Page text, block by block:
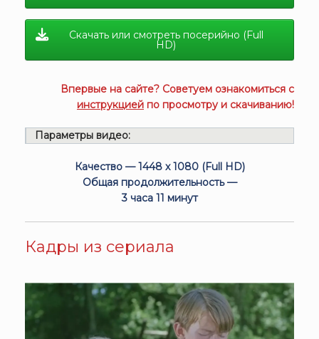
Скачать или смотреть посерийно (Full
HD)
Впервые на сайте? Советуем ознакомиться с
инструкцией по просмотру и скачиванию!
Параметры видео:
Качество — 1448 x 1080 (Full HD)
Общая продолжительность —
3 часа 11 минут
Кадры из сериала